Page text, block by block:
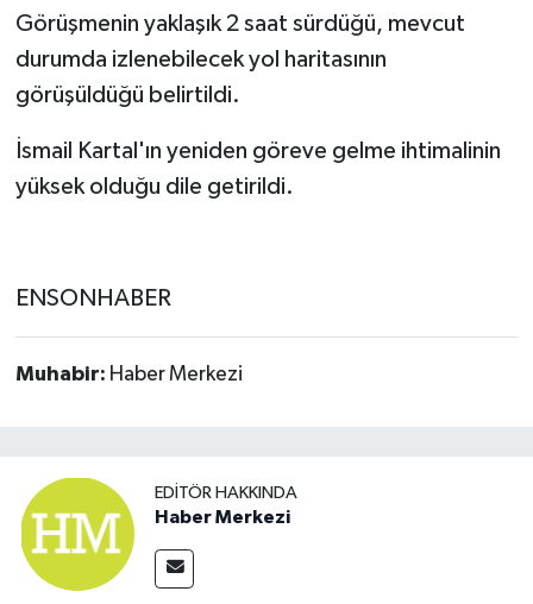
Görüşmenin yaklaşık 2 saat sürdüğü, mevcut
durumda izlenebilecek yol haritasının
görüşüldüğü belirtildi.
İsmail Kartal'ın yeniden göreve gelme ihtimalinin
yüksek olduğu dile getirildi.
ENSONHABER
Muhabir: Haber Merkezi
EDITÖR HAKKINDA
Haber Merkezi